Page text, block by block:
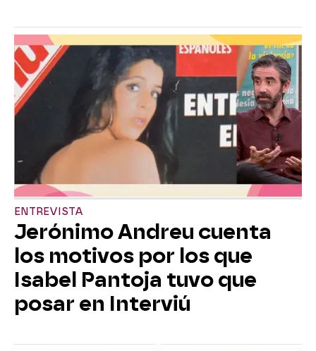
ENTREVISTA
Jerónimo Andreu cuenta
los motivos por los que
Isabel Pantoja tuvo que
posar en Interviú